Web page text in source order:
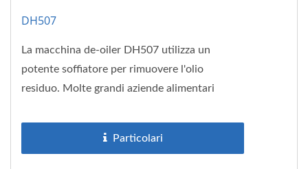
DH507
La macchina de-oiler DH507 utilizza un
potente soffiatore per rimuovere l'olio
residuo. Molte grandi aziende alimentari
Particolari